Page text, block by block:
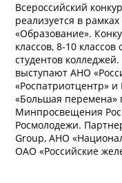
Всероссийский
реализуется в
«Образование».
классов, 8-10
студентов
выступают АНО
«Роспатриотцентр»
«Большая перемена»
Минпросвещения
Росмолодежи.
Group, АНО
ОАО «Российские